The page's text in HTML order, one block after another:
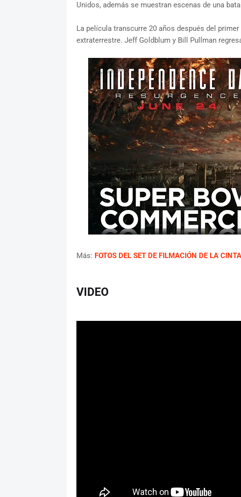
Unidos, además se muestran escenas de una
La película transcurre 20 años después del
extraterrestre. Jeff Goldblum y Bill Pullman
Más: FOTOS DEL SET DE FILMACIÓN DE LA
VIDEO